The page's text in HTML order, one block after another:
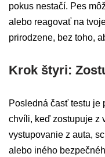
pokus nestačí. Pes
alebo reagovať na
prirodzene, bez toho,
Krok štyri:
Posledná časť testu je
chvíli, keď zostupuje z
vystupovanie z auta,
alebo iného